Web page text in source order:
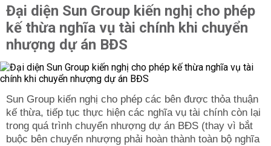
Đại diện Sun Group kiến nghị cho phép
kế thừa nghĩa vụ tài chính khi chuyển
nhượng dự án BĐS
Sun Group kiến nghị cho phép các bên được thỏa thuận
kế thừa, tiếp tục thực hiện các nghĩa vụ tài chính còn lại
trong quá trình chuyển nhượng dự án BĐS (thay vì bắt
buộc bên chuyển nhượng phải hoàn thành toàn bộ nghĩa